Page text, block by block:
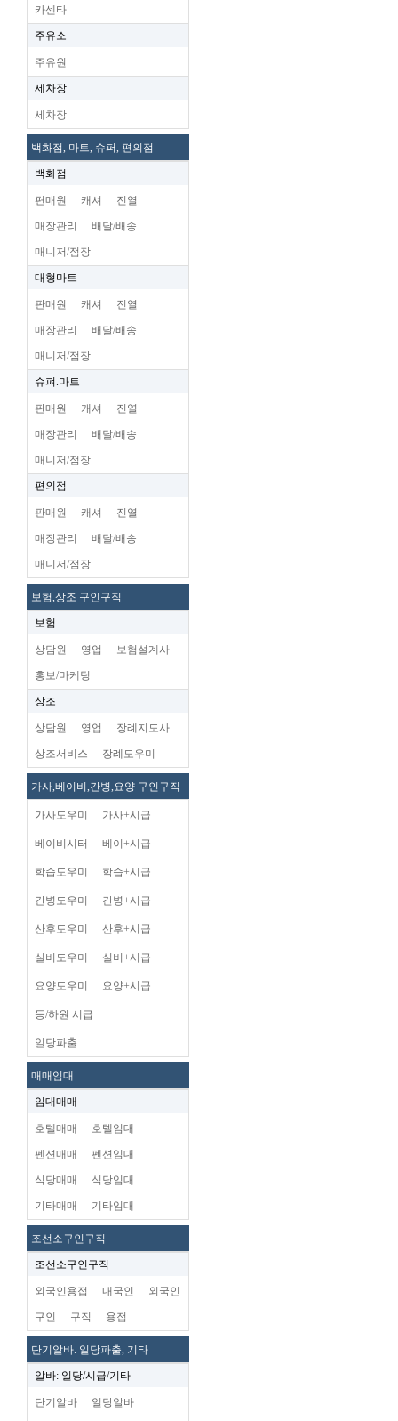
카센타
주유소
주유원
세차장
세차장
백화점, 마트, 슈퍼, 편의점
백화점
편매원 캐셔 진열
매장관리 배달/배송
매니저/점장
대형마트
판매원 캐셔 진열
매장관리 배달/배송
매니저/점장
슈펴.마트
판매원 캐셔 진열
매장관리 배달/배송
매니저/점장
편의점
판매원 캐셔 진열
매장관리 배달/배송
매니저/점장
보험,상조 구인구직
보험
상담원 영업 보험설계사
홍보/마케팅
상조
상담원 영업 장례지도사
상조서비스 장례도우미
가사,베이비,간병,요양 구인구직
가사도우미 가사+시급
베이비시터 베이+시급
학습도우미 학습+시급
간병도우미 간병+시급
산후도우미 산후+시급
실버도우미 실버+시급
요양도우미 요양+시급
등/하원 시급
일당파출
매매임대
임대매매
호텔매매 호텔임대
펜션매매 펜션임대
식당매매 식당임대
기타매매 기타임대
조선소구인구직
조선소구인구직
외국인용접 내국인 외국인
구인 구직 용접
단기알바. 일당파출, 기타
알바: 일당/시급/기타
단기알바 일당알바